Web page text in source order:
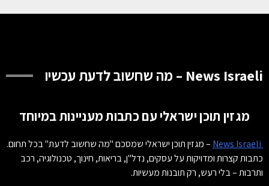
News Israeli – מה שחשוב לדעת עכשיו
מגזין תוכן ישראלי עם כתבות מעניינות במיוחד
– מגזין תוכן ישראלי שמסכם "מה שחשוב לדעת" בכל תחום.
כתבות קצרות ומדויקות על עסקים, נדל"ן, בריאות, חינוך, טכנולוגיה, רכב
ותרבות – בלי רעש, רק תובנות מעשיות.